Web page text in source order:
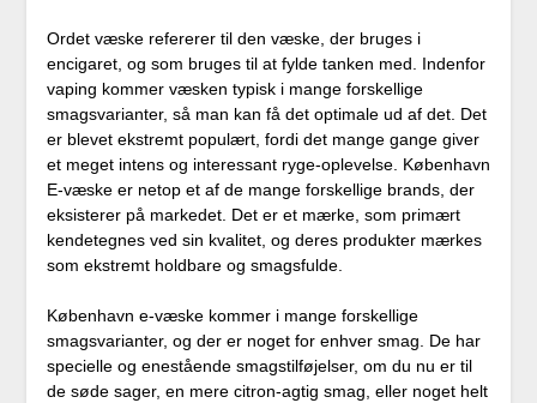
Ordet væske refererer til den væske, der bruges i
encigaret, og som bruges til at fylde tanken med. Indenfor
vaping kommer væsken typisk i mange forskellige
smagsvarianter, så man kan få det optimale ud af det. Det
er blevet ekstremt populært, fordi det mange gange giver
et meget intens og interessant ryge-oplevelse. København
E-væske er netop et af de mange forskellige brands, der
eksisterer på markedet. Det er et mærke, som primært
kendetegnes ved sin kvalitet, og deres produkter mærkes
som ekstremt holdbare og smagsfulde.
København e-væske kommer i mange forskellige
smagsvarianter, og der er noget for enhver smag. De har
specielle og enestående smagstilføjelser, om du nu er til
de søde sager, en mere citron-agtig smag, eller noget helt